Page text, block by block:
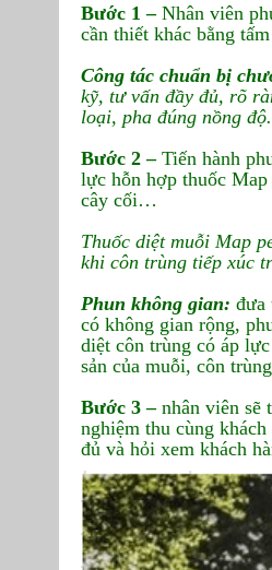
Bước 1 – Nhân viên
cần thiết khác bằng
Công tác chuẩn bị
kỹ, tư vấn đầy đủ, rõ
loại, pha đúng nồng độ.
Bước 2 –Tiến hành
lực hỗn hợp thuốc
cây cối…
Thuốc diệt muỗi Map
khi côn trùng tiếp xúc
Phun không gian: đưa
có không gian rộng,
diệt côn trùng có áp
sản của muỗi, côn
Bước 3 –nhân viên sẽ
nghiệm thu cùng
đủ và hỏi xem khách